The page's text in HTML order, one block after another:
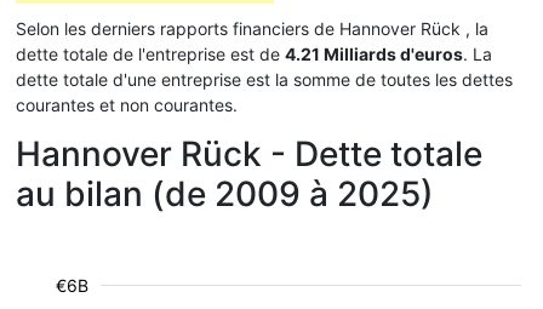
Selon les derniers rapports financiers de Hannover Rück , la
dette totale de l'entreprise est de 4.21 Milliards d'euros. La
dette totale d'une entreprise est la somme de toutes les dettes
courantes et non courantes.
Hannover Rück - Dette totale
au bilan (de 2009 à 2025)
€6B